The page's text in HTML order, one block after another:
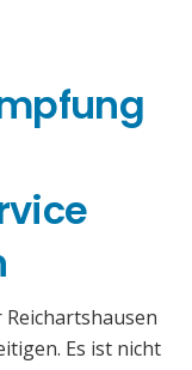
Es ist nicht